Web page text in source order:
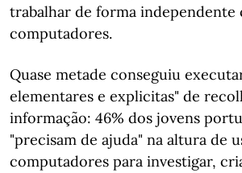
trabalhar de forma independente
computadores.
Quase metade conseguiu
elementares e explicitas" de
informação: 46% dos jovens
"precisam de ajuda" na altura de
computadores para investigar,